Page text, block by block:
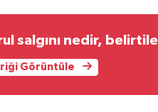
salgını nedir,
Görüntüle